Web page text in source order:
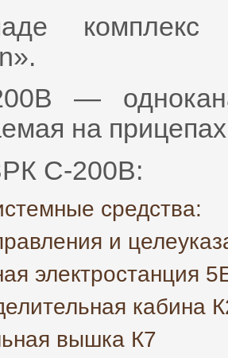
комплекс
—
на
С-200В:
средства:
и
электростанция
кабина
вышка К7